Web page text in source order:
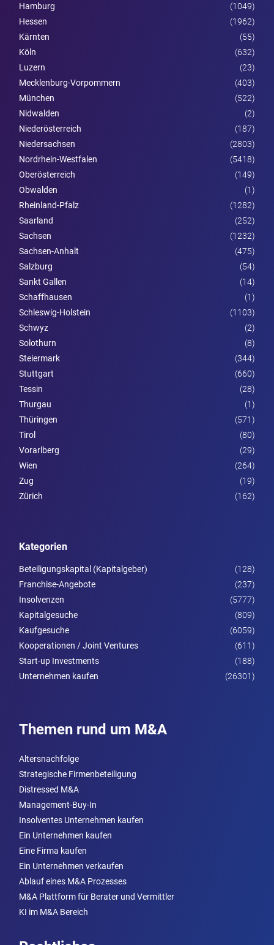
Hamburg
(1049)
Hessen
(1962)
Kärnten
(55)
Köln
(632)
Luzern
(23)
Mecklenburg-Vorpommern
(403)
München
(522)
Nidwalden
(2)
Nieder­österreich
(187)
Niedersachsen
(2803)
Nordrhein-Westfalen
(5418)
Ober­österreich
(149)
Obwalden
(1)
Rheinland-Pfalz
(1282)
Saarland
(252)
Sachsen
(1232)
Sachsen-Anhalt
(475)
Salzburg
(54)
Sankt Gallen
(14)
Schaffhausen
(1)
Schleswig-Holstein
(1103)
Schwyz
(2)
Solothurn
(8)
Steier­mark
(344)
Stuttgart
(660)
Tessin
(28)
Thurgau
(1)
Thüringen
(571)
Tirol
(80)
Vorarl­berg
(29)
Wien
(264)
Zug
(19)
Zürich
(162)
Kategorien
Beteiligungskapital (Kapitalgeber)
(128)
Franchise-Angebote
(237)
Insolvenzen
(5777)
Kapitalgesuche
(809)
Kaufgesuche
(6059)
Kooperationen / Joint Ventures
(611)
Start-up Investments
(188)
Unternehmen kaufen
(26301)
Themen rund um M&A
Altersnachfolge
Strategische Firmenbeteiligung
Distressed M&A
Management-Buy-In
Insolventes Unternehmen kaufen
Ein Unternehmen kaufen
Eine Firma kaufen
Ein Unternehmen verkaufen
Ablauf eines M&A Prozesses
M&A Plattform für Berater und Vermittler
KI im M&A Bereich